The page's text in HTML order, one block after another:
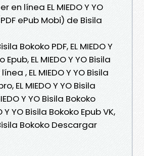
en línea EL MIEDO Y YO
ePub Mobi) de Bisila
Bokoko PDF, EL MIEDO Y
EL MIEDO Y YO Bisila
, EL MIEDO Y YO Bisila
EL MIEDO Y YO Bisila
Y YO Bisila Bokoko
Y YO Bisila Bokoko Epub VK,
Bisila Bokoko Descargar